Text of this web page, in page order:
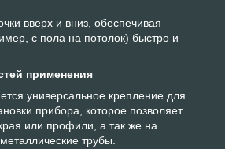
вверх и вниз, обеспечивая
с пола на потолок) быстро и
применения
универсальное крепление для
прибора, которое позволяет
или профили, а так же на
трубы.